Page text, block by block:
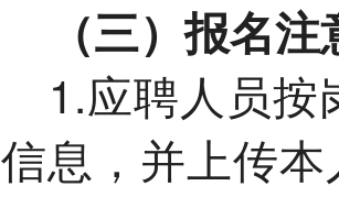
（三）报名
1.应聘人员按
信息，并上传